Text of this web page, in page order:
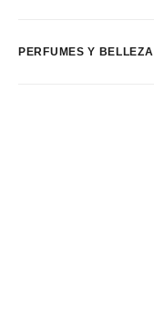
PERFUMES Y BELLEZA